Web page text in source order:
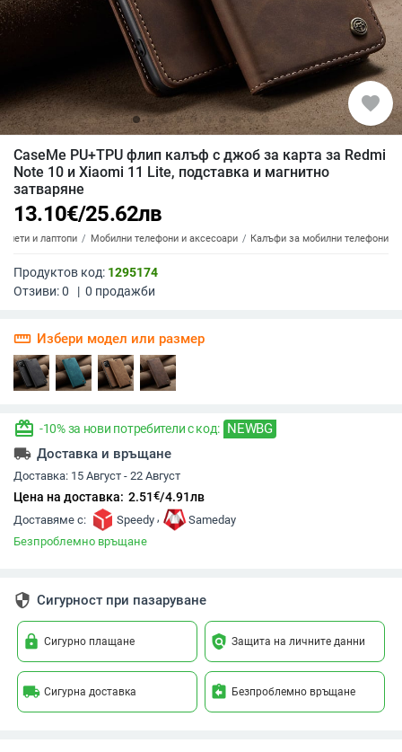
favorite
CaseMe PU+TPU флип калъф с джоб за карта за Redmi
Note 10 и Xiaomi 11 Lite, подставка и магнитно
затваряне
13.10€/25.62лв
и лаптопи Мобилни телефони и аксесоари Калъфи за мобилни телефони
Продуктов код: 1295174
Отзиви:0 | 0 продажби
straighten Избери модел или размер
redeem -10% за нови потребители с код: NEWBG
local_shipping Доставка и връщане
Доставка: 15 Август - 22 Август
Цена на доставка: 2.51€/4.91лв
Доставяме с: Speedy ,
Sameday
Безпроблемно връщане
security Сигурност при пазаруване
lock Сигурно плащане policy Защита на личните данни
local_shipping Сигурна доставка assignment_return Безпроблемно връщане